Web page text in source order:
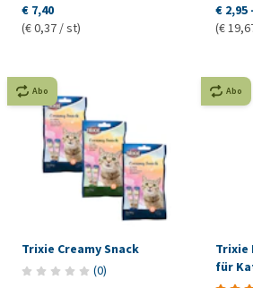
€ 7,40
(€ 0,37 / st)
€ 2,95 -
(€
Abo
Trixie Creamy Snack
(0)
Abo
Trixie
für